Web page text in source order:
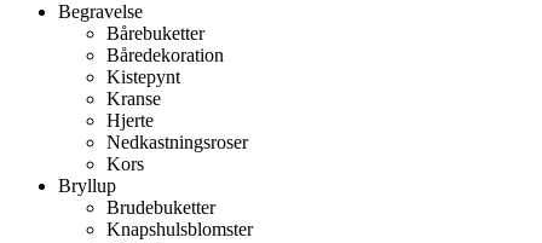
Begravelse
Bårebuketter
Båredekoration
Kistepynt
Kranse
Hjerte
Nedkastningsroser
Kors
Bryllup
Brudebuketter
Knapshulsblomster